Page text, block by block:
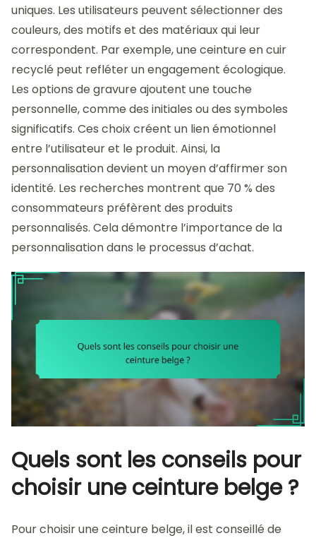
uniques. Les utilisateurs peuvent sélectionner des
couleurs, des motifs et des matériaux qui leur
correspondent. Par exemple, une ceinture en cuir
recyclé peut refléter un engagement écologique.
Les options de gravure ajoutent une touche
personnelle, comme des initiales ou des symboles
significatifs. Ces choix créent un lien émotionnel
entre l’utilisateur et le produit. Ainsi, la
personnalisation devient un moyen d’affirmer son
identité. Les recherches montrent que 70 % des
consommateurs préfèrent des produits
personnalisés. Cela démontre l’importance de la
personnalisation dans le processus d’achat.
Quels sont les conseils pour
choisir une ceinture belge ?
Pour choisir une ceinture belge, il est conseillé de